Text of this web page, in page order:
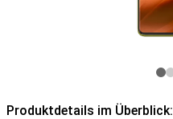
Produktdetails im Überblick: